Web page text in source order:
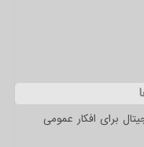
برای افکار عمومی